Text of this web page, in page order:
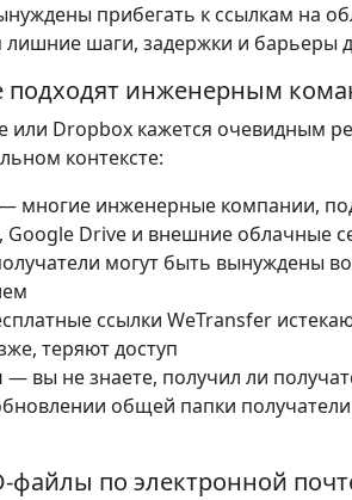
прибегать к ссылкам на
шаги, задержки и барьеры
подходят инженерным
или Dropbox кажется очевидным
контексте:
многие инженерные компании,
Drive и внешние облачные
могут быть вынуждены
ссылки WeTransfer
теряют доступ
— вы не знаете, получил ли
общей папки получатели
файлы по электронной